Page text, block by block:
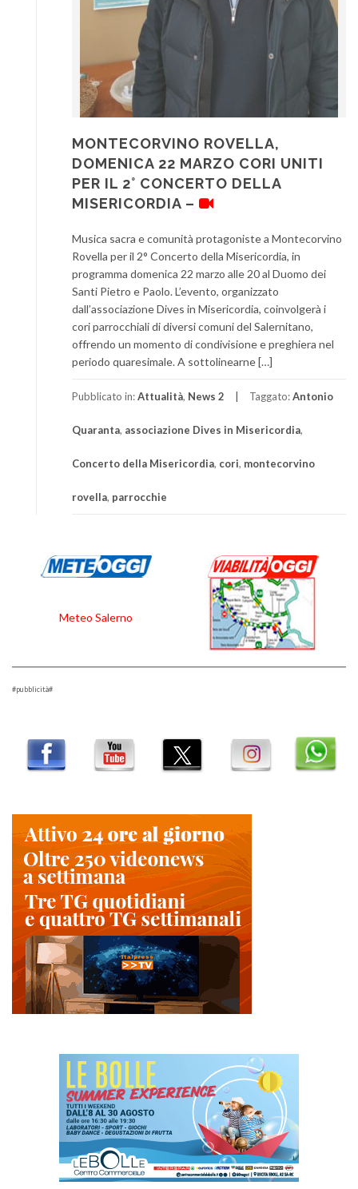
MONTECORVINO ROVELLA,
DOMENICA 22 MARZO CORI UNITI
PER IL 2° CONCERTO DELLA
MISERICORDIA –
Musica sacra e comunità protagoniste a Montecorvino
Rovella per il 2° Concerto della Misericordia, in
programma domenica 22 marzo alle 20 al Duomo dei
Santi Pietro e Paolo. L’evento, organizzato
dall’associazione Dives in Misericordia, coinvolgerà i
cori parrocchiali di diversi comuni del Salernitano,
offrendo un momento di condivisione e preghiera nel
periodo quaresimale. A sottolinearne […]
Pubblicato in:Attualità, News 2 Taggato:Antonio
Quaranta, associazione Dives in Misericordia,
Concerto della Misericordia, cori, montecorvino
rovella, parrocchie
Meteo Salerno
#pubblicità#